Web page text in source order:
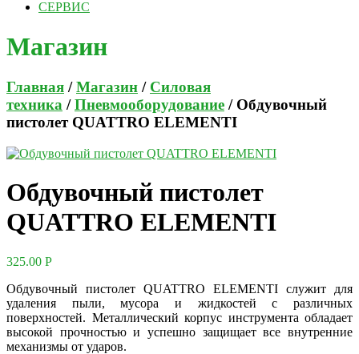
СЕРВИС
Магазин
Главная /Магазин / Силовая
техника /Пневмооборудование / Обдувочный
пистолет QUATTRO ELEMENTI
Обдувочный пистолет
QUATTRO ELEMENTI
325.00 Р
Обдувочный пистолет QUATTRO ELEMENTI служит для
удаления пыли, мусора и жидкостей с различных
поверхностей. Металлический корпус инструмента обладает
высокой прочностью и успешно защищает все внутренние
механизмы от ударов.